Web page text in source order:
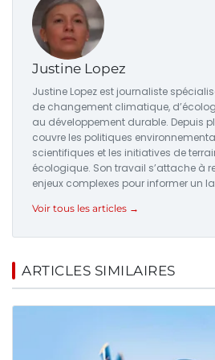
Justine Lopez
Justine Lopez est journaliste
de changement climatique,
au développement durable. Depuis
couvre les politiques
scientifiques et les initiatives de
écologique. Son travail s’attache à
enjeux complexes pour informer un
Voir tous les articles →
ARTICLES SIMILAIRES